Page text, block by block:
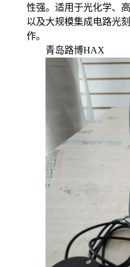
性强。适用于光化学、
以及大规模集成电路光
作。
青岛路博HAX